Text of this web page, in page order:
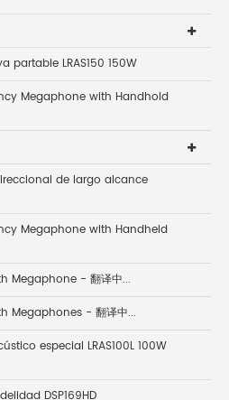
LRAS150 150W
Megaphone with Handhold
de largo alcance
Megaphone with Handheld
Megaphone - 翻译中...
Megaphones - 翻译中...
especial LRAS100L 100W
DSP169HD